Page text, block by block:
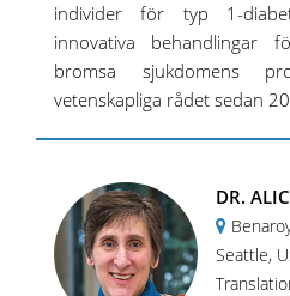
individer för typ 1-
innovativa behandlingar
bromsa sjukdomens
vetenskapliga rådet sedan
DR.
Seattle,